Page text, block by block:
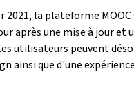
2021, la plateforme
après une mise à jour et
utilisateurs peuvent
ainsi que d'une